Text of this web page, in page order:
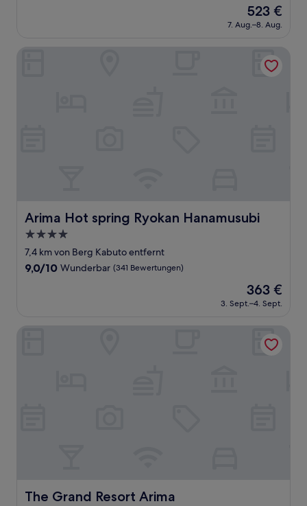
Bewertungen)
Der
Preis
beträgt
523 €
7. Aug.–8. Aug.
Arima Hot spring Ryokan Hanamusubi
Arima Hot spring Ryokan Hanamusubi
4.0-
Sterne-
Unterkunft
7,4 km von Berg Kabuto entfernt
9.0
Bewertungen)
9,0/10 Wunderbar (341 Bewertungen)
Der
Preis
beträgt
363 €
3. Sept.–4. Sept.
The Grand Resort Arima
The Grand Resort Arima